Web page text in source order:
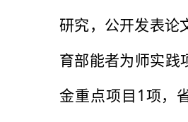
研究，公开发表论
育部能者为师实践
金重点项目1项，